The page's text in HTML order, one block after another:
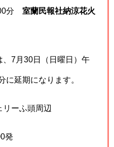
分 室蘭民報社納涼花火
7月30日（日曜日）午
に延期になります。
ーふ頭周辺
発